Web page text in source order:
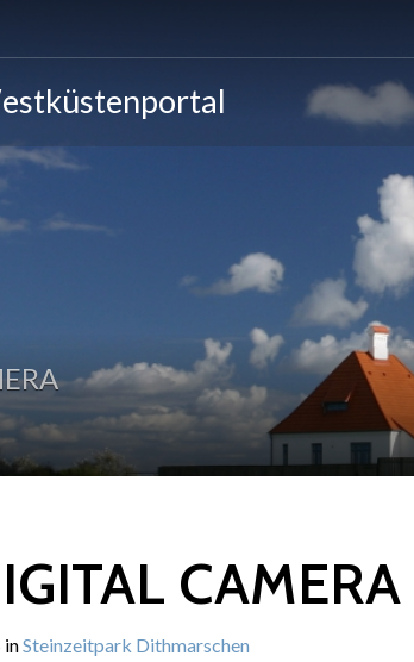
CAMERA
inSteinzeitpark Dithmarschen